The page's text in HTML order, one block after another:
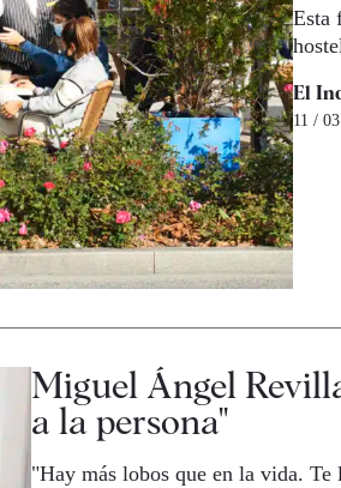
Esta
El
11 /
Miguel Ángel
a la persona"
"Hay más lobos que en la vida. Te